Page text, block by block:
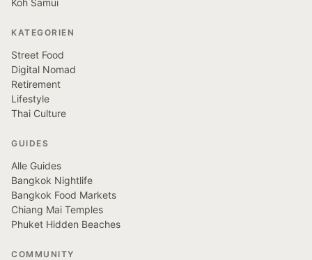
Koh Samui
KATEGORIEN
Street Food
Digital Nomad
Retirement
Lifestyle
Thai Culture
GUIDES
Alle Guides
Bangkok Nightlife
Bangkok Food Markets
Chiang Mai Temples
Phuket Hidden Beaches
COMMUNITY